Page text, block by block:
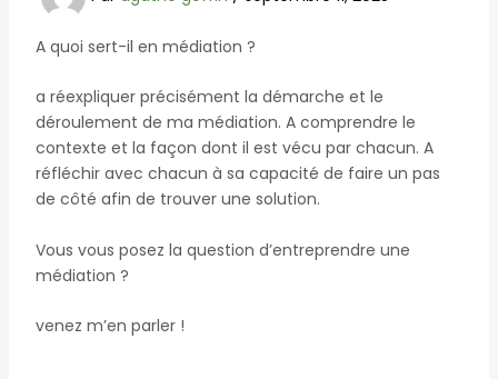
A quoi sert-il en médiation ?
a réexpliquer précisément la démarche et le
déroulement de ma médiation. A comprendre le
contexte et la façon dont il est vécu par chacun. A
réfléchir avec chacun à sa capacité de faire un pas
de côté afin de trouver une solution.
Vous vous posez la question d’entreprendre une
médiation ?
venez m’en parler !